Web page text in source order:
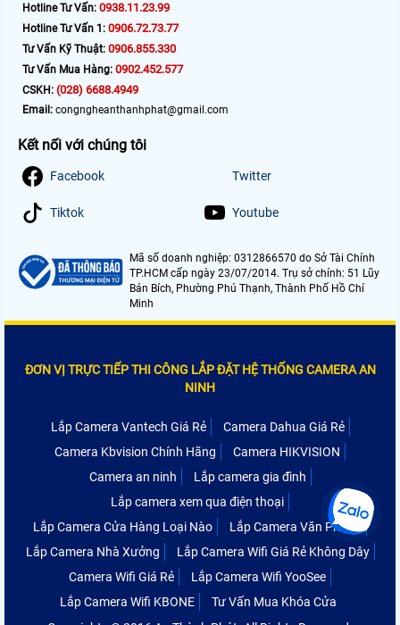
Hotline Tư Vấn: 0938.11.23.99
Hotline Tư Vấn 1: 0906.72.73.77
Tư Vấn Kỹ Thuật: 0906.855.330
Tư Vấn Mua Hàng: 0902.452.577
CSKH: (028) 6688.4949
Email: congngheanthanhphat@gmail.com
Kết nối với chúng tôi
Facebook Twitter
Tiktok Youtube
Mã số doanh nghiệp: 0312866570 do Sở Tài Chính
TP.HCM cấp ngày 23/07/2014. Trụ sở chính: 51 Lũy
Bán Bích, Phường Phú Thạnh, Thành Phố Hồ Chí
Minh
ĐƠN VỊ TRỰC TIẾP THI CÔNG LẮP ĐẶT HỆ THỐNG CAMERA AN
NINH
Lắp Camera Vantech Giá Rẻ
Camera Dahua Giá Rẻ
Camera Kbvision Chính Hãng
Camera HIKVISION
Camera an ninh
Lắp camera gia đình
Lắp camera xem qua điện thoại
Lắp Camera Cửa Hàng Loại Nào
Lắp Camera Văn Phòng
Lắp Camera Nhà Xưởng
Lắp Camera Wifi Giá Rẻ Không Dây
Camera Wifi Giá Rẻ
Lắp Camera Wifi YooSee
Lắp Camera Wifi KBONE
Tư Vấn Mua Khóa Cửa